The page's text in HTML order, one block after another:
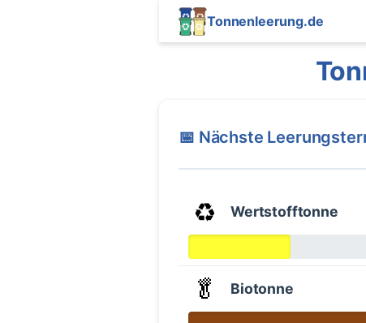
Tonnenleerung.de
📅 Nächste
♻️ Wertstofftonne
🥬 Biotonne